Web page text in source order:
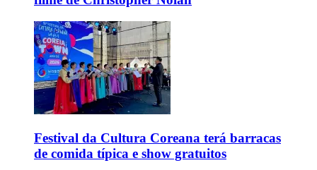
Festival da Cultura Coreana terá barracas
de comida típica e show gratuitos